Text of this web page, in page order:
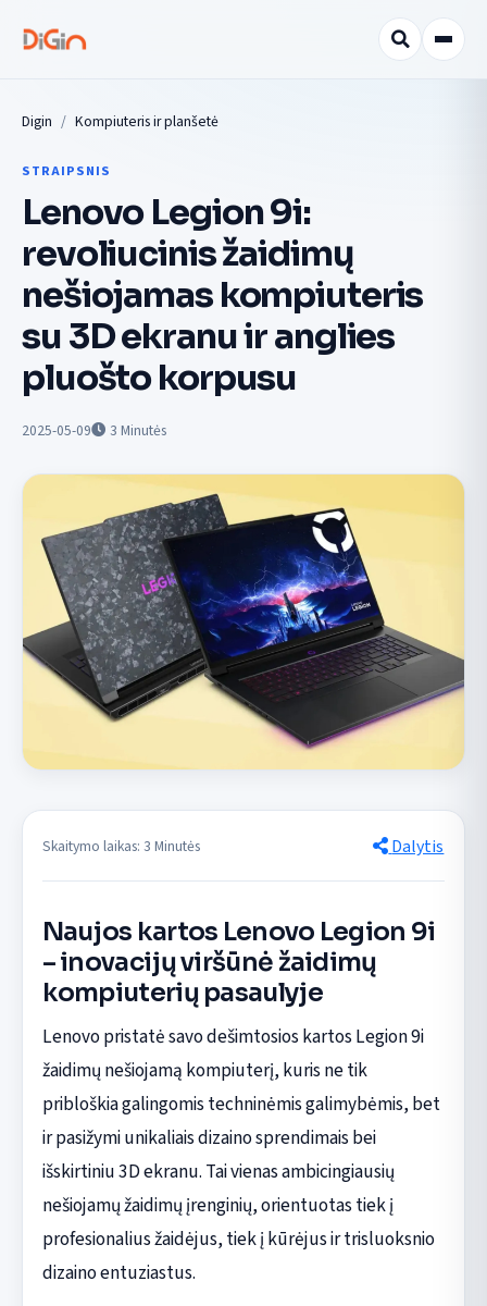
Digin Kompiuteris ir planšetė
STRAIPSNIS
Lenovo Legion 9i:
revoliucinis žaidimų
nešiojamas kompiuteris
su 3D ekranu ir anglies
pluošto korpusu
2025-05-09 3 Minutės
Skaitymo laikas: 3 Minutės Dalytis
Naujos kartos Lenovo Legion 9i
– inovacijų viršūnė žaidimų
kompiuterių pasaulyje
Lenovo pristatė savo dešimtosios kartos Legion 9i
žaidimų nešiojamą kompiuterį, kuris ne tik
pribloškia galingomis techninėmis galimybėmis, bet
ir pasižymi unikaliais dizaino sprendimais bei
išskirtiniu 3D ekranu. Tai vienas ambicingiausių
nešiojamų žaidimų įrenginių, orientuotas tiek į
profesionalius žaidėjus, tiek į kūrėjus ir trisluoksnio
dizaino entuziastus.